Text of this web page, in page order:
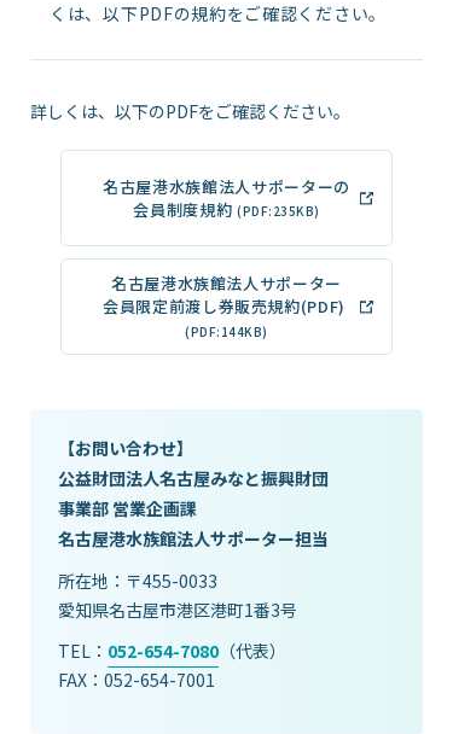
くは、以下PDFの規約をご確認ください。
詳しくは、以下のPDFをご確認ください。
名古屋港水族館法人サポーターの
会員制度規約 (PDF:235KB)
名古屋港水族館法人サポーター
会員限定前渡し券販売規約(PDF)
(PDF:144KB)
【お問い合わせ】
公益財団法人名古屋みなと振興財団
事業部 営業企画課
名古屋港水族館法人サポーター担当
所在地：〒455-0033
愛知県名古屋市港区港町1番3号
TEL： 052-654-7080 （代表）
FAX：052-654-7001